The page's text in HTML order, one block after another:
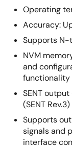
Operating
Accuracy:
Supports
NVM
and
functionality
SENT
(SENT
Supports
signals and
interface